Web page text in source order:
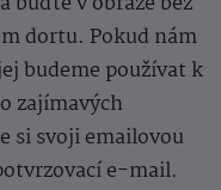
dortu. Pokud nám
budeme používat k
zajímavých
si svoji emailovou
e-mail.